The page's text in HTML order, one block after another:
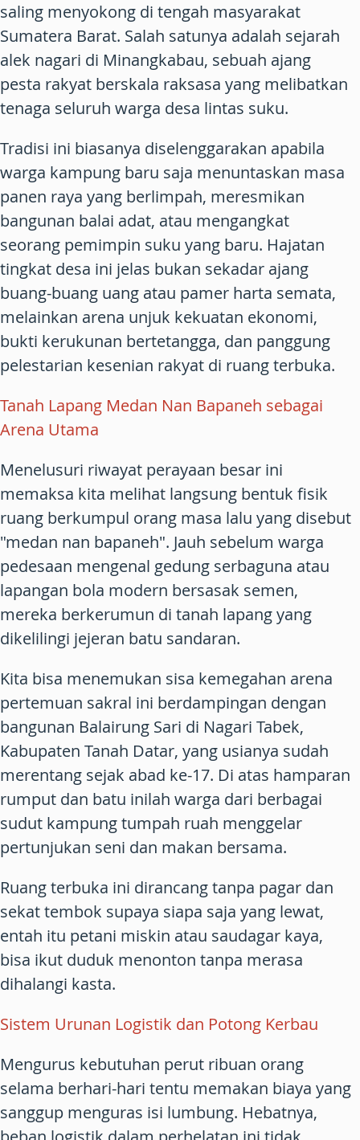
saling menyokong di tengah masyarakat
Sumatera Barat. Salah satunya adalah sejarah
alek nagari di Minangkabau, sebuah ajang
pesta rakyat berskala raksasa yang melibatkan
tenaga seluruh warga desa lintas suku.
Tradisi ini biasanya diselenggarakan apabila
warga kampung baru saja menuntaskan masa
panen raya yang berlimpah, meresmikan
bangunan balai adat, atau mengangkat
seorang pemimpin suku yang baru. Hajatan
tingkat desa ini jelas bukan sekadar ajang
buang-buang uang atau pamer harta semata,
melainkan arena unjuk kekuatan ekonomi,
bukti kerukunan bertetangga, dan panggung
pelestarian kesenian rakyat di ruang terbuka.
Tanah Lapang Medan Nan Bapaneh sebagai
Arena Utama
Menelusuri riwayat perayaan besar ini
memaksa kita melihat langsung bentuk fisik
ruang berkumpul orang masa lalu yang disebut
"medan nan bapaneh". Jauh sebelum warga
pedesaan mengenal gedung serbaguna atau
lapangan bola modern bersasak semen,
mereka berkerumun di tanah lapang yang
dikelilingi jejeran batu sandaran.
Kita bisa menemukan sisa kemegahan arena
pertemuan sakral ini berdampingan dengan
bangunan Balairung Sari di Nagari Tabek,
Kabupaten Tanah Datar, yang usianya sudah
merentang sejak abad ke-17. Di atas hamparan
rumput dan batu inilah warga dari berbagai
sudut kampung tumpah ruah menggelar
pertunjukan seni dan makan bersama.
Ruang terbuka ini dirancang tanpa pagar dan
sekat tembok supaya siapa saja yang lewat,
entah itu petani miskin atau saudagar kaya,
bisa ikut duduk menonton tanpa merasa
dihalangi kasta.
Sistem Urunan Logistik dan Potong Kerbau
Mengurus kebutuhan perut ribuan orang
selama berhari-hari tentu memakan biaya yang
sanggup menguras isi lumbung. Hebatnya,